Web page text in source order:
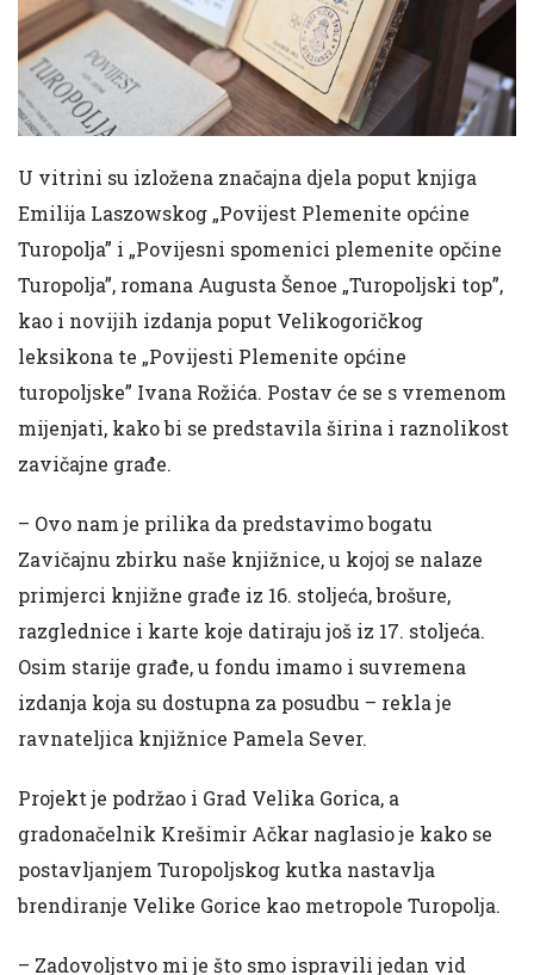
U vitrini su izložena značajna djela poput knjiga
Emilija Laszowskog „Povijest Plemenite općine
Turopolja” i „Povijesni spomenici plemenite opčine
Turopolja”, romana Augusta Šenoe „Turopoljski top”,
kao i novijih izdanja poput Velikogoričkog
leksikona te „Povijesti Plemenite općine
turopoljske” Ivana Rožića. Postav će se s vremenom
mijenjati, kako bi se predstavila širina i raznolikost
zavičajne građe.
– Ovo nam je prilika da predstavimo bogatu
Zavičajnu zbirku naše knjižnice, u kojoj se nalaze
primjerci knjižne građe iz 16. stoljeća, brošure,
razglednice i karte koje datiraju još iz 17. stoljeća.
Osim starije građe, u fondu imamo i suvremena
izdanja koja su dostupna za posudbu – rekla je
ravnateljica knjižnice Pamela Sever.
Projekt je podržao i Grad Velika Gorica, a
gradonačelnik Krešimir Ačkar naglasio je kako se
postavljanjem Turopoljskog kutka nastavlja
brendiranje Velike Gorice kao metropole Turopolja.
– Zadovoljstvo mi je što smo ispravili jedan vid